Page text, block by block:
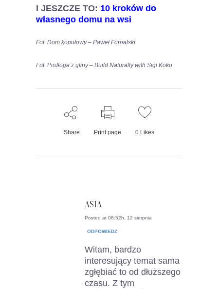
I JESZCZE TO: 10 kroków do
własnego domu na wsi
Fot. Dom kopułowy – Paweł Fornalski
Fot. Podłoga z gliny – Build Naturally with Sigi Koko
Share Print page 0 Likes
ASIA
Posted at 08:52h, 12 sierpnia
ODPOWIEDZ
Witam, bardzo
interesujący temat sama
zgłębiać to od dłuższego
czasu. Z tym